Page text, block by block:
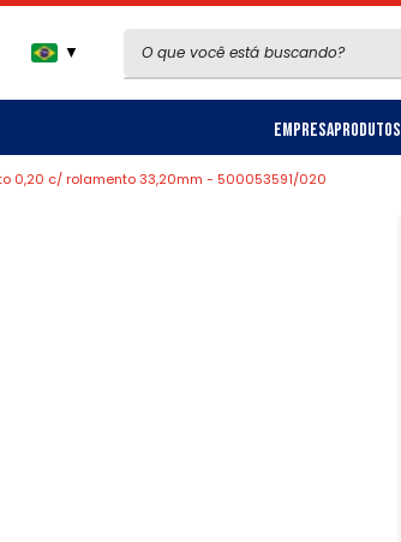
▼
EmpresaProdutos
0,20 c/ rolamento 33,20mm - 500053591/020